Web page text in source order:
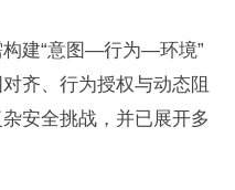
构建“意图—行为—环境”
齐、行为授权与动态阻
安全挑战，并已展开多